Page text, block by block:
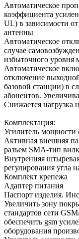
Автоматическое
коэффициента
UL) в зависимости
антенны
Автоматическое
случае
избыточного уровня
Автоматическое
отключение
базовой станции) в
абонентов.
Снижается нагрузка
Комплектация:
Усилитель мощности
Активная внешняя
разъем SMA-тип
Внутренняя
регулирования угла
Комплект крепежа
Адаптер питания
Паспорт изделия.
Увеличить зону
стандартов сети
обеспечить gsm
оборудования